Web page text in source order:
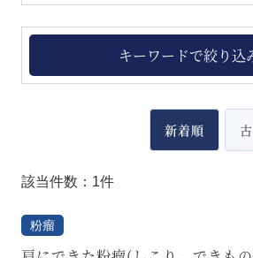
キーワードで絞り
新着順
該当件数：1件
粉瘤